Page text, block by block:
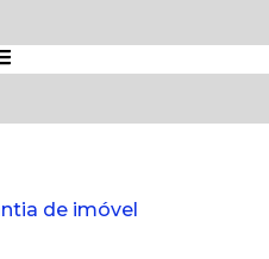
de imóvel